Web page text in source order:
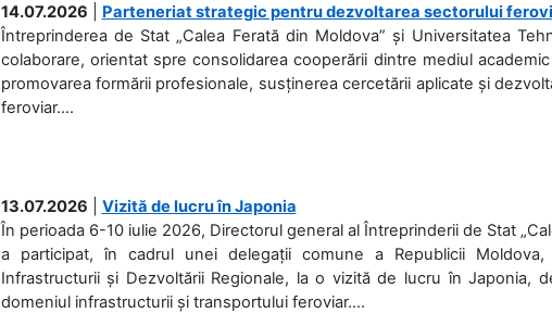
14.07.2026
Parteneriat strategic pentru dezvoltarea sectorului
Întreprinderea de Stat „Calea Ferată din Moldova” și Universitatea
colaborare, orientat spre consolidarea cooperării dintre mediul
promovarea formării profesionale, susținerea cercetării aplicate și
feroviar....
13.07.2026
Vizită de lucru în Japonia
În perioada 6-10 iulie 2026, Directorul general al Întreprinderii de Stat
a participat, în cadrul unei delegații comune a Republicii
Infrastructurii și Dezvoltării Regionale, la o vizită de lucru în Japonia,
domeniul infrastructurii și transportului feroviar....